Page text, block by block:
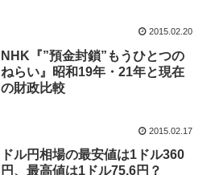
2015.02.20
NHK『”預金封鎖”もうひとつの
ねらい』昭和19年・21年と現在
の財政比較
2015.02.17
ドル円相場の最安値は1ドル360
円、最高値は1ドル75.6円？